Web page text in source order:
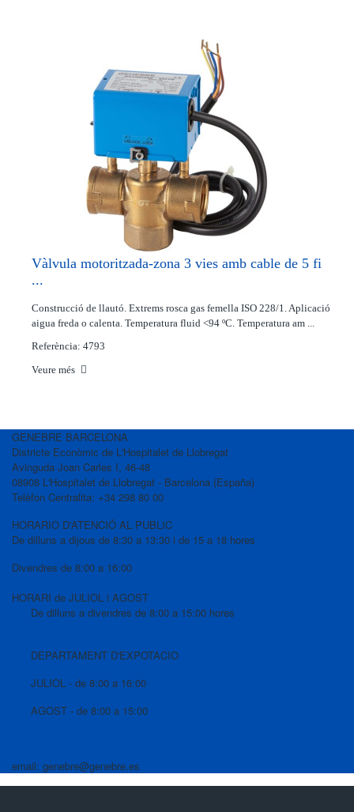
Vàlvula motoritzada-zona 3 vies amb cable de 5 fi
...
Construcció de llautó. Extrems rosca gas femella ISO 228/1. Aplicació
aigua freda o calenta. Temperatura fluid <94 ºC. Temperatura am ...
Referència: 4793
Veure més
GENEBRE BARCELONA
Districte Econòmic de L'Hospitalet de Llobregat
Avinguda Joan Carles I, 46-48
08908 L'Hospitalet de Llobregat - Barcelona (España)
Telèfon Centralita: +34 298 80 00
HORARIO D'ATENCIÓ AL PUBLIC
De dilluns a dijous de 8:30 a 13:30 i de 15 a 18 hores
Divendres de 8:00 a 16:00
HORARI de JULIOL i AGOST
De dilluns a divendres de 8:00 a 15:00 hores
DEPARTAMENT D'EXPOTACIO
JULIOL - de 8:00 a 16:00
AGOST - de 8:00 a 15:00
email: genebre@genebre.es